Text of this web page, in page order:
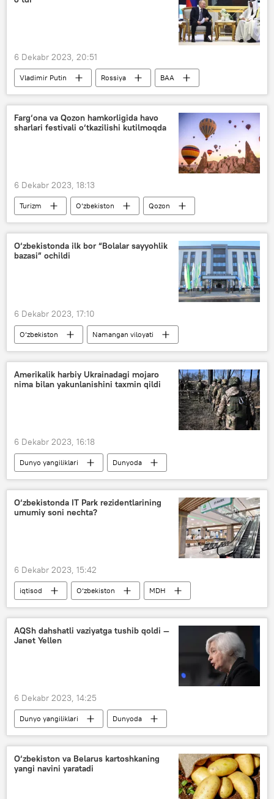
6 Dekabr 2023, 20:51
Vladimir Putin Rossiya
BAA
Shayx Muhammad ibn Zoid Ol Nahayon
Dunyoda
Dunyo yangiliklari
Farg‘ona va Qozon hamkorligida havo
sharlari festivali o‘tkazilishi kutilmoqda
6 Dekabr 2023, 18:13
Turizm O‘zbekiston
Qozon
sayyohlar
Farg‘ona viloyati
O‘zbekistonda ilk bor “Bolalar sayyohlik
bazasi” ochildi
6 Dekabr 2023, 17:10
O‘zbekiston
Namangan viloyati
sayyohlar
bolalar
Turizm
Samarqand
Qarshi
Buxoro
Amerikalik harbiy Ukrainadagi mojaro
nima bilan yakunlanishini taxmin qildi
6 Dekabr 2023, 16:18
Dunyo yangiliklari
Dunyoda
Ukraina
Rossiya
Odessa
Qora dengiz
Qrim
O‘zbekistonda IT Park rezidentlarining
umumiy soni nechta?
6 Dekabr 2023, 15:42
iqtisod O‘zbekiston
MDH
axborot texnologiyalari (IT)
texnopark
Jamiyat
AQSh dahshatli vaziyatga tushib qoldi —
Janet Yellen
6 Dekabr 2023, 14:25
Dunyo yangiliklari
Dunyoda
AQSh
Ukraina
Vashington
pul
O‘zbekiston va Belarus kartoshkaning
yangi navini yaratadi